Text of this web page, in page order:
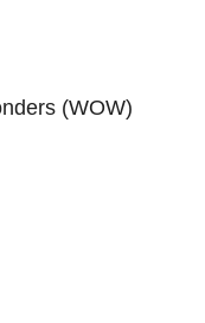
(WOW)